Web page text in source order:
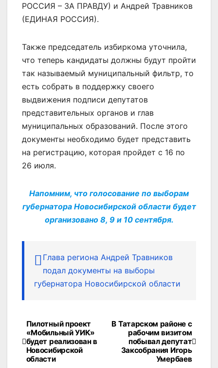
РОССИЯ – ЗА ПРАВДУ) и Андрей Травников
(ЕДИНАЯ РОССИЯ).
Также председатель избиркома уточнила,
что теперь кандидаты должны будут пройти
так называемый муниципальный фильтр, то
есть собрать в поддержку своего
выдвижения подписи депутатов
представительных органов и глав
муниципальных образований. После этого
документы необходимо будет представить
на регистрацию, которая пройдет с 16 по
26 июля.
Напомним, что голосование по выборам
губернатора Новосибирской области будет
организовано 8, 9 и 10 сентября.
Глава региона Андрей Травников
подал документы на выборы
губернатора Новосибирской области
Навигация
по
В Татарском районе с
рабочим визитом
побывал депутат
Заксобрания Игорь
Умербаев
Пилотный проект
«Мобильный УИК»
будет реализован в
Новосибирской
области